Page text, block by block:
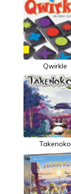
Qwirkle
Takenoko